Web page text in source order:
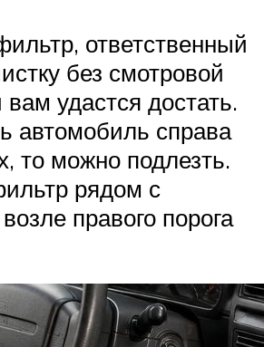
ответственный
без смотровой
удастся достать.
автомобиль справа
то можно подлезть.
рядом с
правого порога